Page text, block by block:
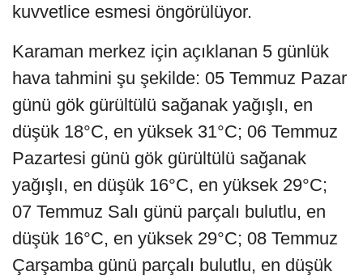
kuvvetlice esmesi öngörülüyor.
Karaman merkez için açıklanan 5 günlük
hava tahmini şu şekilde: 05 Temmuz Pazar
günü gök gürültülü sağanak yağışlı, en
düşük 18°C, en yüksek 31°C; 06 Temmuz
Pazartesi günü gök gürültülü sağanak
yağışlı, en düşük 16°C, en yüksek 29°C;
07 Temmuz Salı günü parçalı bulutlu, en
düşük 16°C, en yüksek 29°C; 08 Temmuz
Çarşamba günü parçalı bulutlu, en düşük